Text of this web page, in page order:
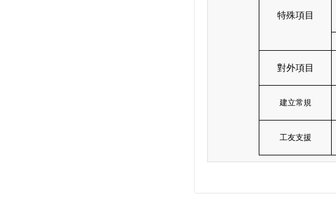
特殊項目
對外項目
建立常規
工友支援